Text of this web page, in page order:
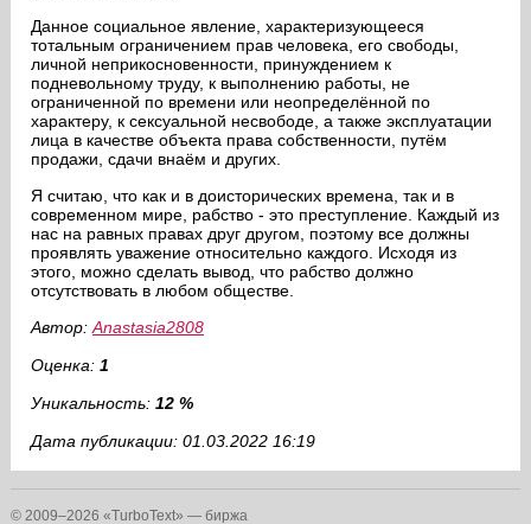
Данное социальное явление, характеризующееся
тотальным ограничением прав человека, его свободы,
личной неприкосновенности, принуждением к
подневольному труду, к выполнению работы, не
ограниченной по времени или неопределённой по
характеру, к сексуальной несвободе, а также эксплуатации
лица в качестве объекта права собственности, путём
продажи, сдачи внаём и других.
Я считаю, что как и в доисторических времена, так и в
современном мире, рабство - это преступление. Каждый из
нас на равных правах друг другом, поэтому все должны
проявлять уважение относительно каждого. Исходя из
этого, можно сделать вывод, что рабство должно
отсутствовать в любом обществе.
Автор: Anastasia2808
Оценка: 1
Уникальность: 12 %
Дата публикации: 01.03.2022 16:19
© 2009–2026 «TurboText» — биржа